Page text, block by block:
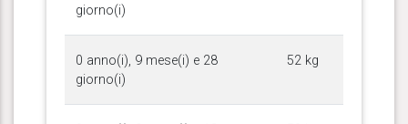
giorno(i)
0 anno(i), 9 mese(i) e 28
giorno(i)
52 kg